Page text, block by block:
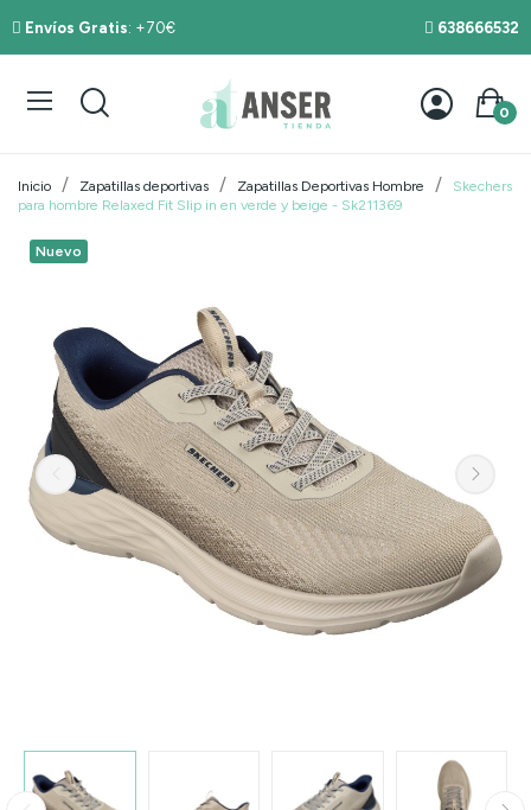
Envíos Gratis: +70€ 638666532
0
Inicio Zapatillas deportivas Zapatillas Deportivas Hombre
Skechers
para hombre Relaxed Fit Slip in en verde y beige - Sk211369
Nuevo